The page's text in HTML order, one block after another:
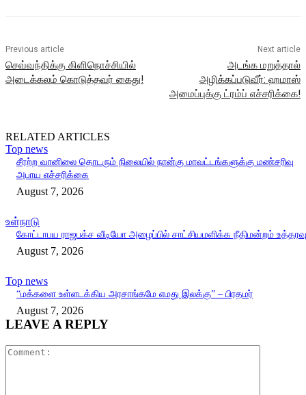
Previous article
செவ்வந்திக்கு கிளிநொச்சியில்
அடைக்கலம் கொடுத்தவர் கைது!
Next article
அடங்க மறுத்தால்
அழிக்கப்படுவீர்: ஹமாஸ்
அமைப்புக்கு ட்ரம்ப் எச்சரிக்கை!
RELATED ARTICLES
Top news
சீரற்ற வானிலை தொடரும் நிலையில் நான்கு மாவட்டங்களுக்கு மண்சரிவு
அபாய எச்சரிக்கை
August 7, 2026
உள்நாடு
கோட்டாபய ராஜபக்ச வீடியோ அழைப்பில் சாட்சியமளிக்க நீதிமன்றம் உத்தரவு
August 7, 2026
Top news
“மக்களை உள்ளடக்கிய அரசாங்கமே எமது இலக்கு” – பிரதமர்
August 7, 2026
LEAVE A REPLY